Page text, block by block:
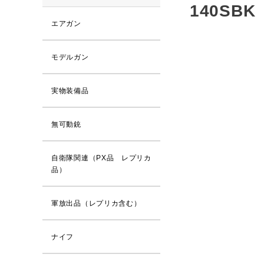
140SBK
エアガン
モデルガン
実物装備品
無可動銃
自衛隊関連（PX品 レプリカ
品）
軍放出品（レプリカ含む）
ナイフ